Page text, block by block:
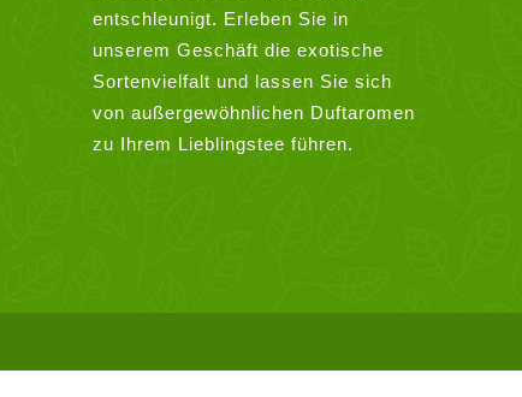
entschleunigt. Erleben Sie in
unserem Geschäft die exotische
Sortenvielfalt und lassen Sie sich
von außergewöhnlichen Duftaromen
zu Ihrem Lieblingstee führen.